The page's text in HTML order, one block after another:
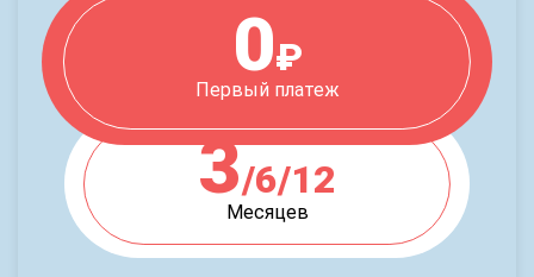
0₽
Первый платеж
3/6/12
Месяцев